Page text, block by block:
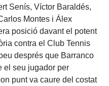
Senís, Víctor Baraldés,
Montes i Álex
posició davant el potent
contra el Club Tennis
després que Barranco
el seu jugador per
punt va caure del costat